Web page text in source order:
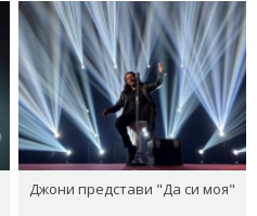
Джони представи "Да си моя"